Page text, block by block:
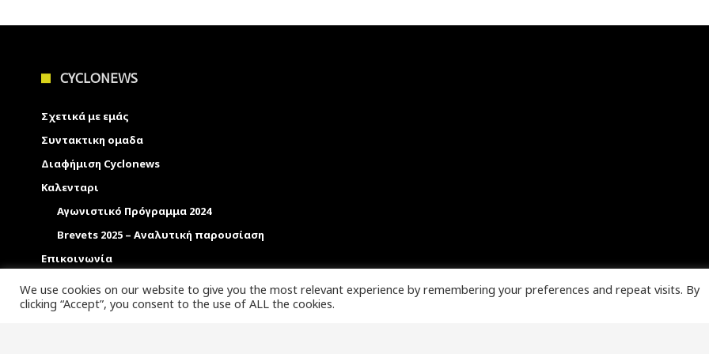
CYCLONEWS
Σχετικά με εμάς
Συντακτικη ομαδα
Διαφήμιση Cyclonews
Καλενταρι
Αγωνιστικό Πρόγραμμα 2024
Brevets 2025 – Αναλυτική παρουσίαση
Επικοινωνία
We use cookies on our website to give you the most relevant experience by remembering your preferences and repeat visits. By
clicking “Accept”, you consent to the use of ALL the cookies.